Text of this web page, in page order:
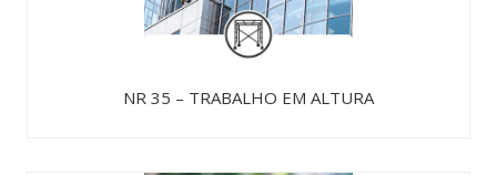
NR 35 – TRABALHO EM ALTURA